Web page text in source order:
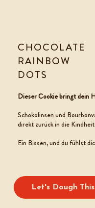
CHOCOLATE
RAINBOW
DOTS
Dieser Cookie bringt dein
Schokolinsen und
direkt zurück in die
Ein Bissen, und du fühlst
Let's Dough This